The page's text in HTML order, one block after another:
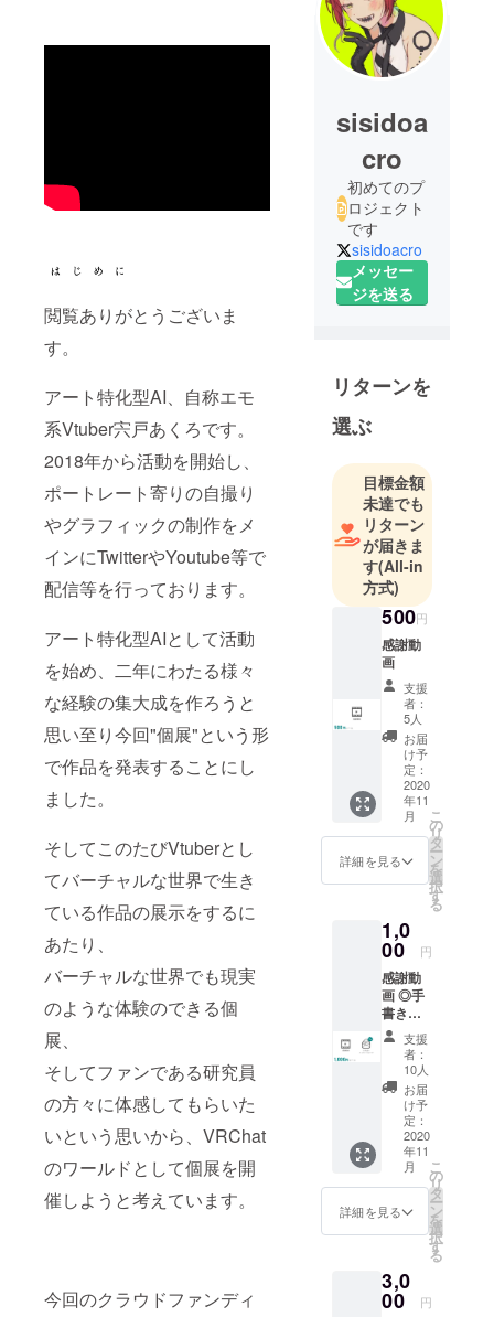
閲覧ありがとうございま
す。
アート特化型AI、自称エモ
系Vtuber宍戸あくろです。
2018年から活動を開始し、
ポートレート寄りの自撮り
やグラフィックの制作をメ
インにTwitterやYoutube等で
配信等を行っております。
アート特化型AIとして活動
を始め、二年にわたる様々
な経験の集大成を作ろうと
思い至り今回"個展"という形
で作品を発表することにし
ました。
そしてこのたびVtuberとし
てバーチャルな世界で生き
ている作品の展示をするに
あたり、
バーチャルな世界でも現実
のような体験のできる個
展、
そしてファンである研究員
の方々に体感してもらいた
いという思いから、VRChat
のワールドとして個展を開
催しようと考えています。
今回のクラウドファンディ
sisidoa
cro
初めてのプ
ロジェクト
です
sisidoacro
メッセー
ジを送る
リターンを
選ぶ
目標金額
未達でも
リターン
が届きま
す(All-in
方式)
500円
感謝動
画
支援
者：
5人
お届
け予
定：
2020
年11
月
詳細を見る
こ
の
リ
タ
ー
ン
を
選
択
す
る
1,0
00 円
感謝動
画 ◎手
書き
メッ
セージ
カード
支援
者：
10人
お届
け予
定：
2020
年11
月
詳細を見る
こ
の
リ
タ
ー
ン
を
選
択
す
る
3,0
00 円